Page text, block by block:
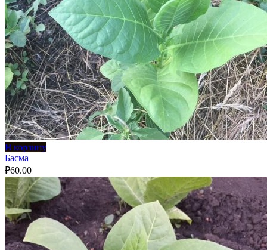
В корзину
Басма
₽60.00